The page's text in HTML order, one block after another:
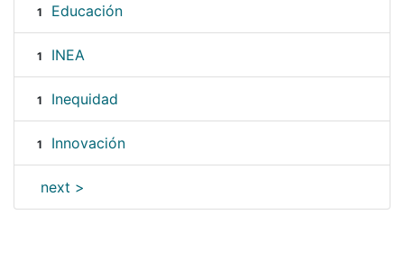
1 Educación
1 INEA
1 Inequidad
1 Innovación
next >